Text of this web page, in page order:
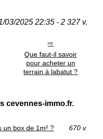
03/2025 22:35 - 2 327 v.
Que faut-il savoir
pour acheter un
terrain à labatut ?
cevennes-immo.fr.
un box de 1m² ? 670 v.